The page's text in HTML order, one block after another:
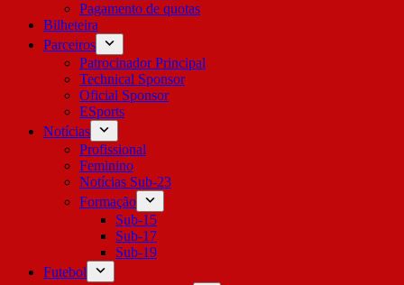
Pagamento de quotas
Bilheteira
Parceiros
Patrocinador Principal
Technical Sponsor
Oficial Sponsor
ESports
Notícias
Profissional
Feminino
Notícias Sub-23
Formação
Sub-15
Sub-17
Sub-19
Futebol